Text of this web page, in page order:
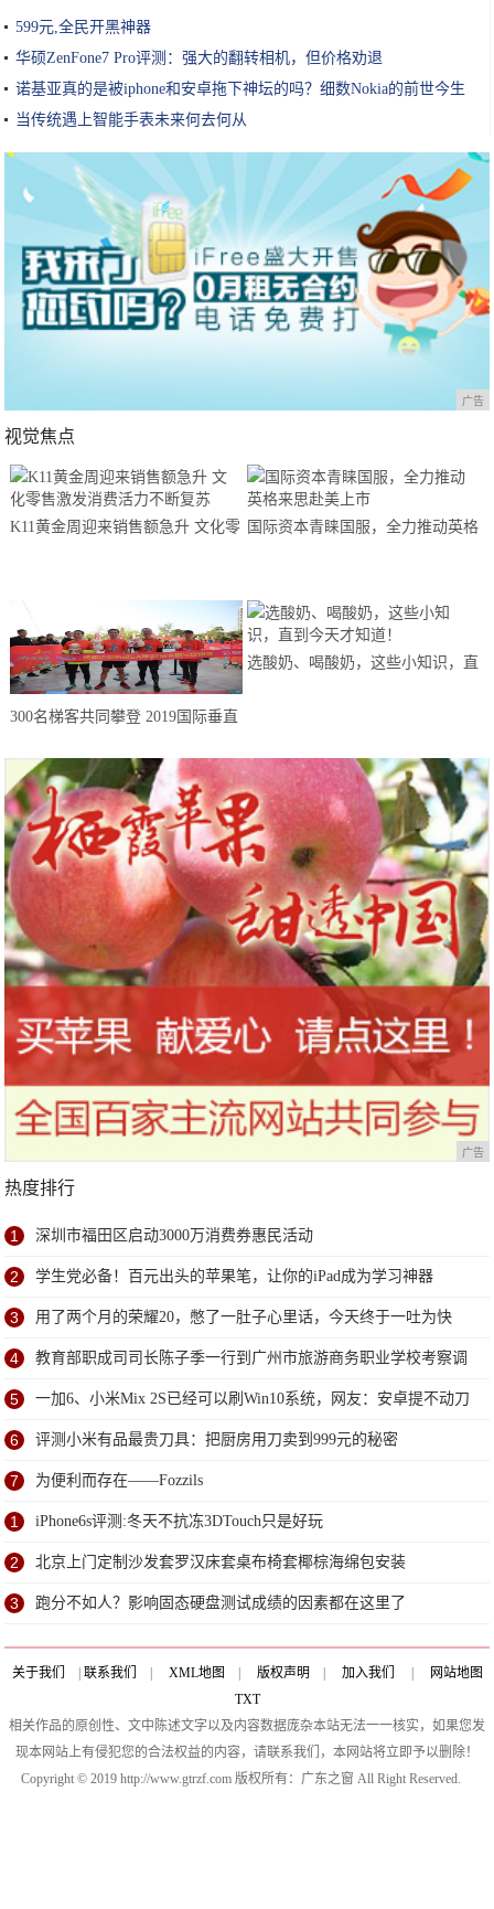
599元,全民开黑神器
华硕ZenFone7 Pro评测：强大的翻转相机，但价格劝退
诺基亚真的是被iphone和安卓拖下神坛的吗？细数Nokia的前世今生
当传统遇上智能手表未来何去何从
广告
视觉焦点
K11黄金周迎来销售额急升 文化零
国际资本青睐国服，全力推动英格
300名梯客共同攀登 2019国际垂直
站欢乐开跑
选酸奶、喝酸奶，这些小知识，直
广告
热度排行
1 深圳市福田区启动3000万消费券惠民活动
2 学生党必备！百元出头的苹果笔，让你的iPad成为学习神器
3 用了两个月的荣耀20，憋了一肚子心里话，今天终于一吐为快
4 教育部职成司司长陈子季一行到广州市旅游商务职业学校考察调
研
5 一加6、小米Mix 2S已经可以刷Win10系统，网友：安卓提不动刀
了？
6 评测小米有品最贵刀具：把厨房用刀卖到999元的秘密
7 为便利而存在——Fozzils
1 iPhone6s评测:冬天不抗冻3DTouch只是好玩
2 北京上门定制沙发套罗汉床套桌布椅套椰棕海绵包安装
3 跑分不如人？影响固态硬盘测试成绩的因素都在这里了
关于我们 联系我们 XML地图 版权声明 加入我们
网站地图
TXT
相关作品的原创性、文中陈述文字以及内容数据庞杂本站无法一一核实，如果您发
现本网站上有侵犯您的合法权益的内容，请联系我们，本网站将立即予以删除！
Copyright © 2019 http://www.gtrzf.com 版权所有：广东之窗 All Right Reserved.